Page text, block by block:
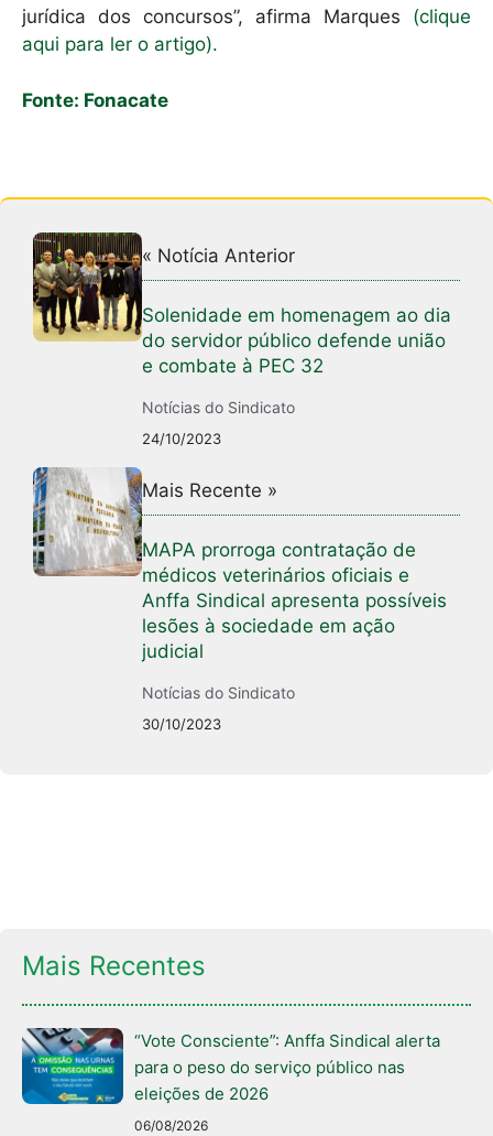
jurídica dos concursos”, afirma Marques (clique
aqui para ler o artigo).
Fonte: Fonacate
« Notícia Anterior
Solenidade em homenagem ao dia
do servidor público defende união
e combate à PEC 32
Notícias do Sindicato
24/10/2023
Mais Recente »
MAPA prorroga contratação de
médicos veterinários oficiais e
Anffa Sindical apresenta possíveis
lesões à sociedade em ação
judicial
Notícias do Sindicato
30/10/2023
Mais Recentes
“Vote Consciente”: Anffa Sindical alerta
para o peso do serviço público nas
eleições de 2026
06/08/2026